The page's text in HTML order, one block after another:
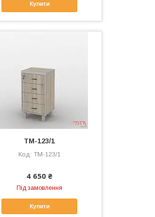
Купити
ТМ-123/1
ТМ-123/1
4 650 ₴
Під замовлення
Купити